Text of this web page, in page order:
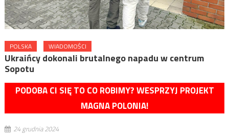
POLSKA WIADOMOŚCI
Ukraińcy dokonali brutalnego napadu w centrum
Sopotu
PODOBA CI SIĘ TO CO ROBIMY? WESPRZYJ PROJEKT
MAGNA POLONIA!
24 grudnia 2024